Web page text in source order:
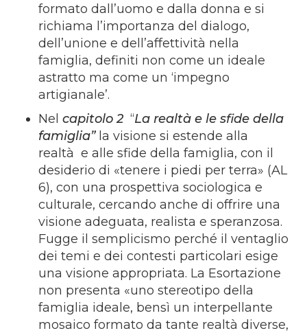
formato dall’uomo e dalla donna e si
richiama l’importanza del dialogo,
dell’unione e dell’affettività nella
famiglia, definiti non come un ideale
astratto ma come un ‘impegno
artigianale’.
Nelcapitolo 2 “La realtà e le sfide della
famiglia” la visione si estende alla
realtà e alle sfide della famiglia, con il
desiderio di «tenere i piedi per terra» (AL
6), con una prospettiva sociologica e
culturale, cercando anche di offrire una
visione adeguata, realista e speranzosa.
Fugge il semplicismo perché il ventaglio
dei temi e dei contesti particolari esige
una visione appropriata. La Esortazione
non presenta «uno stereotipo della
famiglia ideale, bensì un interpellante
mosaico formato da tante realtà diverse,